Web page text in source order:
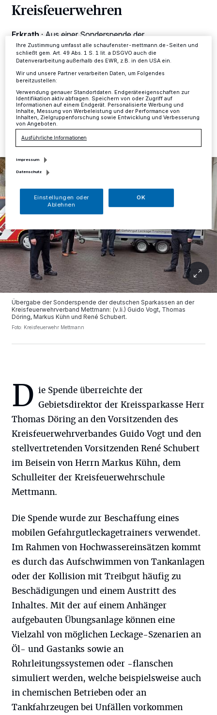
Kreisfeuerwehren
Erkrath · Aus einer Sonderspende der
Sparkasseninitiative „Wir Wunder“anlässlich der
Flutkatastrophe hat die Kreissparkasse Düsseldorf den
Feuerwehren des Kreises Mettmann einen Betrag von
7500 Euro zur Verfügung gestellt.
22.11.2021 , 20:02 Uhr Eine Minute Lesezeit
Übergabe der Sonderspende der deutschen Sparkassen an der
Kreisfeuerwehrverband Mettmann: (v.li.) Guido Vogt, Thomas
Döring, Markus Kühn und René Schubert.
Foto: Kreisfeuerwehr Mettmann
D ie Spende überreichte der
Gebietsdirektor der Kreissparkasse Herr
Thomas Döring an den Vorsitzenden des
Kreisfeuerwehrverbandes Guido Vogt und den
stellvertretenden Vorsitzenden René Schubert
im Beisein von Herrn Markus Kühn, dem
Schulleiter der Kreisfeuerwehrschule
Mettmann.
Die Spende wurde zur Beschaffung eines
mobilen Gefahrgutleckagetrainers verwendet.
Im Rahmen von Hochwassereinsätzen kommt
es durch das Aufschwimmen von Tankanlagen
oder der Kollision mit Treibgut häufig zu
Beschädigungen und einem Austritt des
Inhaltes. Mit der auf einem Anhänger
aufgebauten Übungsanlage können eine
Vielzahl von möglichen Leckage-Szenarien an
Öl- und Gastanks sowie an
Rohrleitungssystemen oder -flanschen
simuliert werden, welche beispielsweise auch
in chemischen Betrieben oder an
Tankfahrzeugen bei Unfällen vorkommen
ändern oder Ihre Einwilligung zu widerrufen, indem Sie auf den Link
Informationen finden Sie in unserer Datenschutzerklärung.
Ihre Zustimmung umfasst alle schaufenster-mettmann.de-Seiten und
schließt gem. Art. 49 Abs. 1 S. 1 lit. a DSGVO auch die
Datenverarbeitung außerhalb des EWR, z.B. in den USA ein.
Wir und unsere Partner verarbeiten Daten, um Folgendes
bereitzustellen:
Verwendung genauer Standortdaten. Endgeräteeigenschaften zur
Identifikation aktiv abfragen. Speichern von oder Zugriff auf
Informationen auf einem Endgerät. Personalisierte Werbung und
Inhalte, Messung von Werbeleistung und der Performance von
Inhalten, Zielgruppenforschung sowie Entwicklung und Verbesserung
von Angeboten.
Ausführliche Informationen
Impressum
Datenschutz
Einstellungen oder
Ablehnen
OK